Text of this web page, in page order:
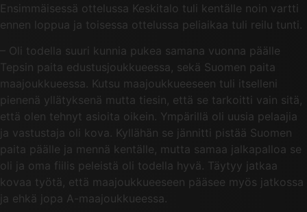
Ensimmäisessä ottelussa Keskitalo tuli kentälle noin vartti
ennen loppua ja toisessa ottelussa peliaikaa tuli reilu tunti.
– Oli todella suuri kunnia pukea samana vuonna päälle
Tepsin paita edustusjoukkueessa, sekä Suomen paita
maajoukkueessa. Kutsu maajoukkueeseen tuli itselleni
pienenä yllätyksenä mutta tiesin, että se tarkoitti vain sitä,
että olen tehnyt asioita oikein. Ympärillä oli uusia pelaajia
ja vastustaja oli kova. Kyllähän se jännitti pistää Suomen
paita päälle ja mennä kentälle, mutta samaa jalkapalloa se
oli ja oma fiilis peleistä oli todella hyvä. Täytyy jatkaa
kovaa työtä, että maajoukkueeseen pääsee myös jatkossa
ja ehkä jopa A-maajoukkueessa.